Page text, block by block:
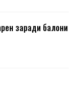
заради балони